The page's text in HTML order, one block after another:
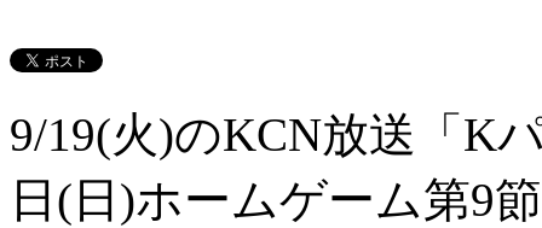
9/19(火)のKCN放送「K
日(日)ホームゲーム第9